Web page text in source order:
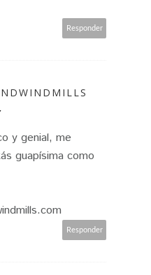
Responder
y genial, me
guapísima como
Responder